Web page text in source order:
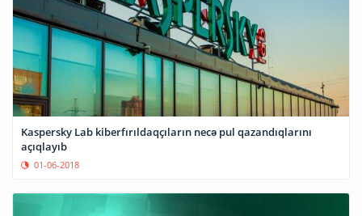
Kaspersky Lab kiberfırıldaqçıların necə pul qazandıqlarını
açıqlayıb
01-06-2018